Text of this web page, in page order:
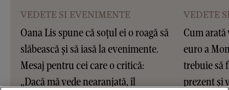
VEDETE SI EVENIMENTE
Oana Lis spune că soțul ei o roagă să
slăbească și să iasă la evenimente.
Mesaj pentru cei care o critică:
„Dacă mă vede nearanjată, îl
VEDETE
Cum arată
euro a
trebuie să
prezent și